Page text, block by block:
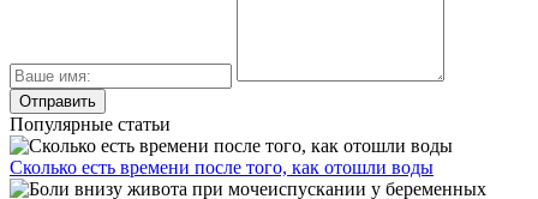
Популярные статьи
Сколько есть времени после того, как отошли воды